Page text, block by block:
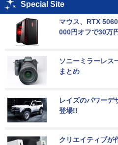
Special Site
マウス、RTX
000円オフで30万
ソニーミラーレス
まとめ
レイズのパワーデ
登場!!
クリエイティブが